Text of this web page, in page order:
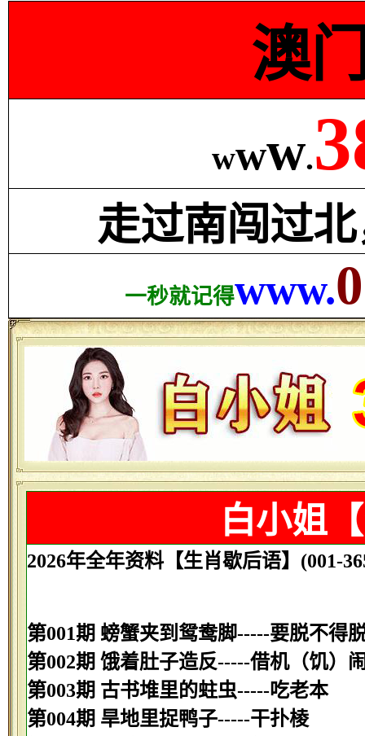
澳
www.
走过南闯过
一秒就记得www.
白小姐
2026年全年资料【生肖歇后语】(001-
第001期 螃蟹夹到鸳鸯脚-----要脱不得
第002期 饿着肚子造反-----借机（饥）
第003期 古书堆里的蛀虫-----吃老本
第004期 旱地里捉鸭子-----干扑棱